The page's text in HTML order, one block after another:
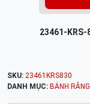
23461-KRS-
SKU: 23461KRS830
DANH MỤC: BÁNH RĂNG